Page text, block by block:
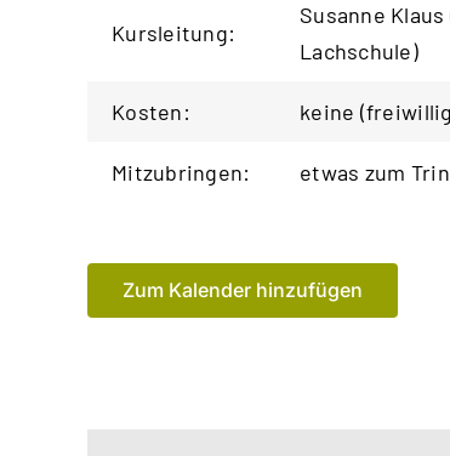
Kursleitung:
Susanne
Lachschule)
Kosten: keine
Mitzubringen: etwas zum
Zum Kalender hinzufügen